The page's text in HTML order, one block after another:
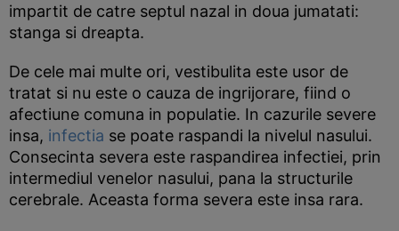
impartit de catre septul nazal in doua jumatati:
stanga si dreapta.
De cele mai multe ori, vestibulita este usor de
tratat si nu este o cauza de ingrijorare, fiind o
afectiune comuna in populatie. In cazurile severe
insa, infectia se poate raspandi la nivelul nasului.
Consecinta severa este raspandirea infectiei, prin
intermediul venelor nasului, pana la structurile
cerebrale. Aceasta forma severa este insa rara.